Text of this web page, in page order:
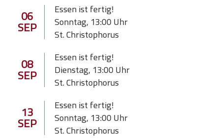
06
SEP
Essen ist fertig!
Sonntag, 13:00Uhr
St. Christophorus
08
SEP
Essen ist fertig!
Dienstag, 13:00Uhr
St. Christophorus
13
SEP
Essen ist fertig!
Sonntag, 13:00Uhr
St. Christophorus